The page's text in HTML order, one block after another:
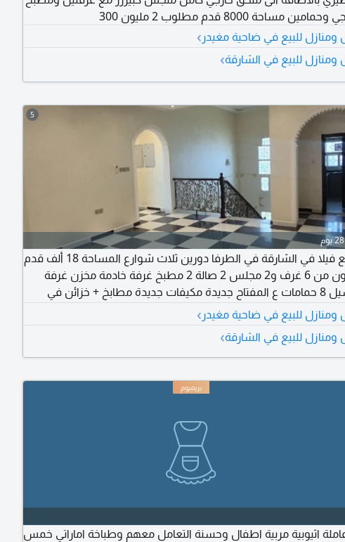
مساحة 8000 قدم مطلوب 2 مليون 300
ومنازل للبيع في ضاحية مغيدر ›
ومنازل للبيع في الشارقة›
5
للبيع فيلا في الشارقة في الطرفا دورين ثلاث شوارع المساحة 18 ألف قدم
تتكون من 6 غرف و2 مجلس 2 صالة 2 مطبخ غرفة خادمة مخزن غرفة
غسيل 8 حمامات ع المفتاح جديدة مكيفات جديدة مطابخ + خزائن في
مطلوب 5 مليون
ومنازل للبيع في ضاحية مغيدر ›
ومنازل للبيع في الشارقة›
عاملة اثيوبية مربية اطفال وحسنة التعامل معهم وطباخة اماراتي خمس